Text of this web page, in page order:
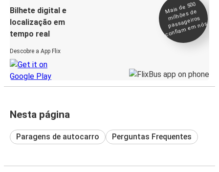
Bilhete digital e
localização em
tempo real
Descobre a App Flix
Mais de 500
milhões de
passageiros
confia
m e
m nós
Nesta página
Paragens de autocarro Perguntas Frequentes